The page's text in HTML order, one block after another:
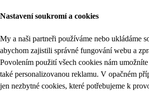
Nastavení soukromí a cookies
My a naši partneři používáme nebo ukládáme
abychom zajistili správné fungování webu a
Povolením použití všech cookies nám
také personalizovanou reklamu. V opačném
jen nezbytné cookies, které potřebujeme k